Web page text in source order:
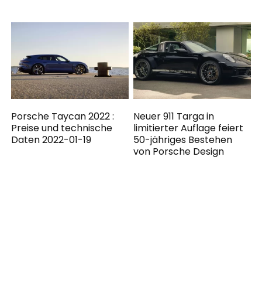
Porsche Taycan 2022 :
Preise und technische
Daten 2022-01-19
Neuer 911 Targa in
limitierter Auflage feiert
50-jähriges Bestehen
von Porsche Design